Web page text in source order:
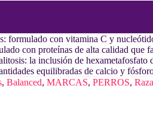
formulado con vitamina C y
con proteínas de alta calidad que
la inclusión de
equilibradas de calcio y
, Balanced, MARCAS, PERROS,